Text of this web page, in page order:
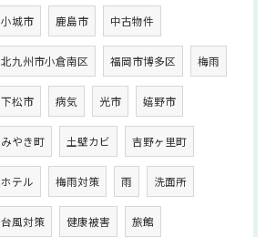
小城市 鹿島市 中古物件
北九州市小倉南区 福岡市博多区 梅雨
下松市 病気 光市 嬉野市
みやき町 土壁カビ 吉野ヶ里町
ホテル 梅雨対策 雨 洗面所
台風対策 健康被害 旅館